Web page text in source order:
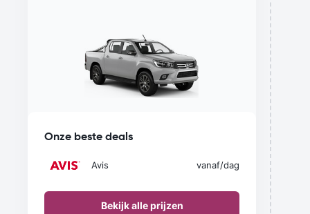
Onze beste deals
Avis vanaf/dag
Bekijk alle prijzen